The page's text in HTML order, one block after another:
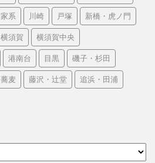
家系 川崎 戸塚 新橋・虎ノ門
横須賀 横須賀中央
港南台 目黒 磯子・杉田
蕎麦 藤沢・辻堂 追浜・田浦